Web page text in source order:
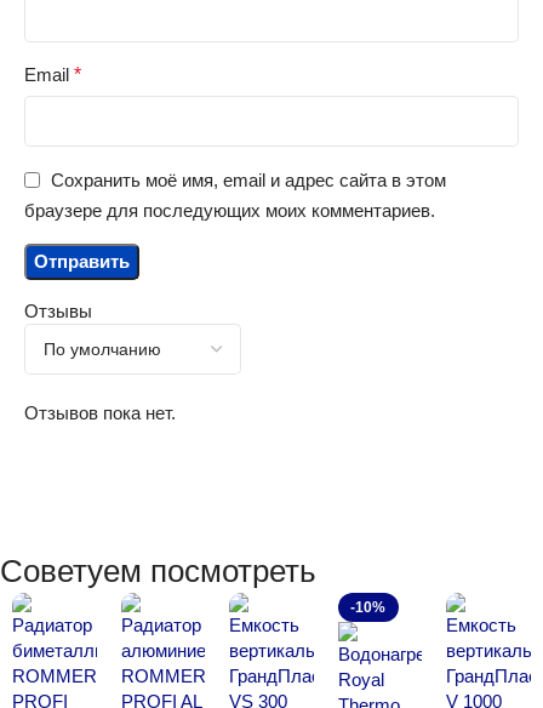
Отзывы
Отзывов пока нет.
Email *
Сохранить моё имя, email и адрес сайта в этом
браузере для последующих моих комментариев.
Советуем посмотреть
-10%